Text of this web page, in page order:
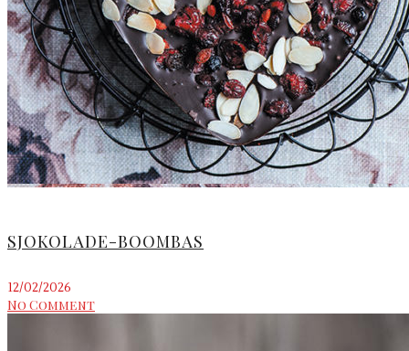
SJOKOLADE-BOOMBAS
12/02/2026
No Comment